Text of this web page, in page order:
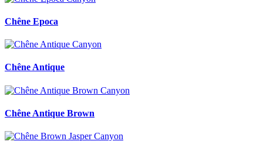
Chêne Epoca
Chêne Antique
Chêne Antique Brown